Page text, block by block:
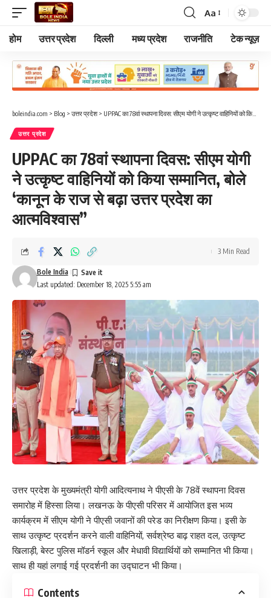
Font
Resizer
Aa
होम उत्तर प्रदेश दिल्ली मध्य प्रदेश राजनीति टेक न्यूज़
boleindia.com > Blog > उत्तर प्रदेश> UPPAC का 78वां स्थापना दिवस: सीएम योगी ने उत्कृष्ट वाहिनियों को किया सम्मानित, बोले ‘कानून के राज से बढ़ा उत्तर प्रदेश का आत्मविश्वास”
उत्तर प्रदेश
UPPAC का 78वां स्थापना दिवस: सीएम योगी
ने उत्कृष्ट वाहिनियों को किया सम्मानित, बोले
‘कानून के राज से बढ़ा उत्तर प्रदेश का
आत्मविश्वास”
Last updated: December 18, 2025 5:55 am
Bole India
3 Min Read
उत्तर प्रदेश के मुख्यमंत्री योगी आदित्यनाथ ने पीएसी के 78वें स्थापना दिवस
समारोह में हिस्सा लिया। लखनऊ के पीएसी परिसर में आयोजित इस भव्य
कार्यक्रम में सीएम योगी ने पीएसी जवानों की परेड का निरीक्षण किया। इसी के
साथ उत्कृष्ट प्रदर्शन करने वाली वाहिनियों, सर्वश्रेष्ठ बाढ़ राहत दल, उत्कृष्ट
खिलाड़ी, बेस्ट पुलिस मॉडर्न स्कूल और मेधावी विद्यार्थियों को सम्मानित भी किया।
साथ ही यहां लगाई गई प्रदर्शनी का उद्घाटन भी किया।
Contents